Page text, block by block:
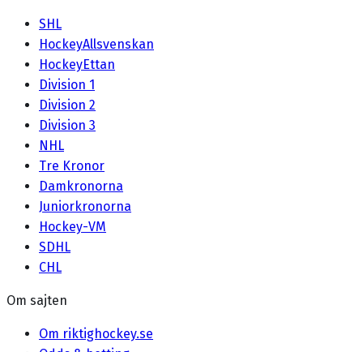
SHL
HockeyAllsvenskan
HockeyEttan
Division 1
Division 2
Division 3
NHL
Tre Kronor
Damkronorna
Juniorkronorna
Hockey-VM
SDHL
CHL
Om sajten
Om riktighockey.se